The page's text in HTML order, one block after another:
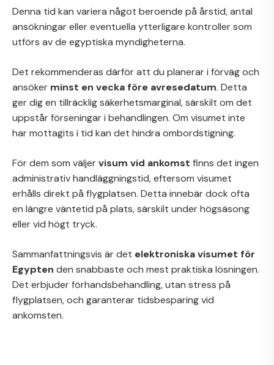
Denna tid kan variera något beroende på årstid, antal
ansökningar eller eventuella ytterligare kontroller som
utförs av de egyptiska myndigheterna.
Det rekommenderas därför att du planerar i förväg och
ansöker minst en vecka före avresedatum. Detta
ger dig en tillräcklig säkerhetsmarginal, särskilt om det
uppstår förseningar i behandlingen. Om visumet inte
har mottagits i tid kan det hindra ombordstigning.
För dem som väljervisum vid ankomst finns det ingen
administrativ handläggningstid, eftersom visumet
erhålls direkt på flygplatsen. Detta innebär dock ofta
en längre väntetid på plats, särskilt under högsäsong
eller vid högt tryck.
Sammanfattningsvis är det elektroniska visumet för
Egypten den snabbaste och mest praktiska lösningen.
Det erbjuder förhandsbehandling, utan stress på
flygplatsen, och garanterar tidsbesparing vid
ankomsten.